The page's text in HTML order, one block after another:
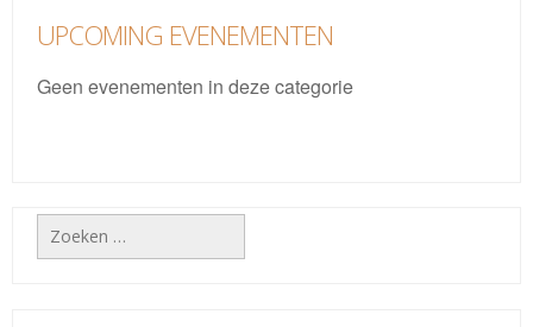
UPCOMING EVENEMENTEN
Geen evenementen in deze categorie
Zoeken
naar: